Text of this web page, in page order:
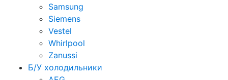
Samsung
Siemens
Vestel
Whirlpool
Zanussi
Б/У холодильники